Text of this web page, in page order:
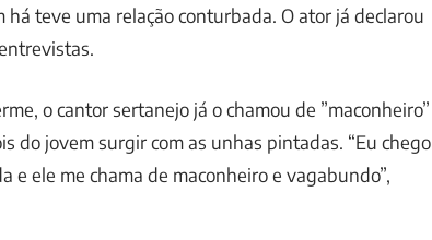
há teve uma relação conturbada. O ator já declarou
o cantor sertanejo já o chamou de ”maconheiro”
do jovem surgir com as unhas pintadas. “Eu chego
e ele me chama de maconheiro e vagabundo”,